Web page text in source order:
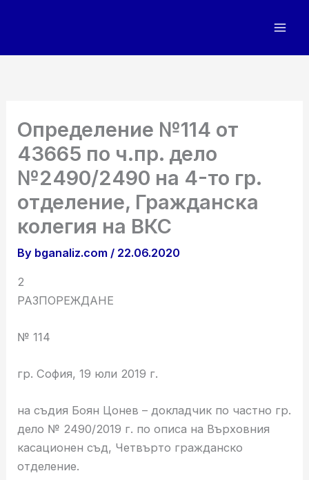
Определение №114 от
43665 по ч.пр. дело
№2490/2490 на 4-то гр.
отделение, Гражданска
колегия на ВКС
By bganaliz.com / 22.06.2020
2
РАЗПОРЕЖДАНЕ
№ 114
гр. София, 19 юли 2019 г.
на съдия Боян Цонев – докладчик по частно гр.
дело № 2490/2019 г. по описа на Върховния
касационен съд, Четвърто гражданско
отделение.